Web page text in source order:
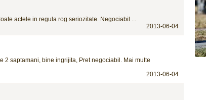
actele in regula rog seriozitate. Negociabil ...
2013-06-04
2 saptamani, bine ingrijita, Pret negociabil. Mai multe
2013-06-04